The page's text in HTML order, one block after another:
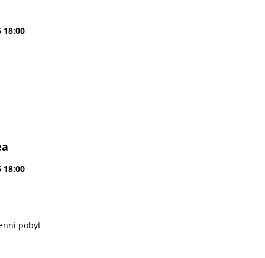
18:00
18:00
pobyt